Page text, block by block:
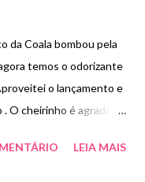
da Coala bombou pela
temos o odorizante
o lançamento e
O cheirinho é agradável
bom para pulverizar no
LEIA MAIS